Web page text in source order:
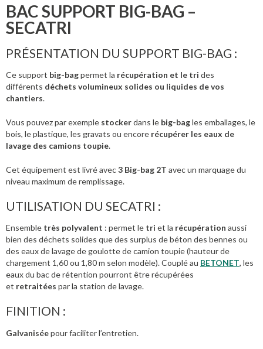
BAC SUPPORT BIG-BAG –
SECATRI
PRÉSENTATION DU SUPPORT BIG-BAG :
Ce support big-bagpermet la récupération et le tri des
différents déchets volumineux solides ou liquides de vos
chantiers.
Vous pouvez par exemple stockerdans le big-bagles emballages, le
bois, le plastique, les gravats ou encore récupérer les eaux de
lavage des camions toupie.
Cet équipement est livré avec3 Big-bag 2T avec un marquage du
niveau maximum de remplissage.
UTILISATION DU SECATRI :
Ensemble très polyvalent : permet le tri et la récupération aussi
bien des déchets solides que des surplus de béton des bennes ou
des eaux de lavage de goulotte de camion toupie (hauteur de
chargement 1,60 ou 1,80 m selon modèle). Couplé au BETONET, les
eaux du bac de rétention pourront être récupérées
et retraitées par la station de lavage.
FINITION :
Galvaniséepour faciliter l’entretien.